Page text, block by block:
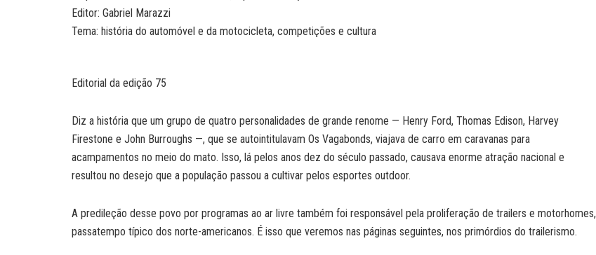
Editor: Gabriel Marazzi
Tema: história do automóvel e da motocicleta, competições e cultura
Editorial da edição 75
Diz a história que um grupo de quatro personalidades de grande renome — Henry Ford, Thomas Edison, Harvey
Firestone e John Burroughs —, que se autointitulavam Os Vagabonds, viajava de carro em caravanas para
acampamentos no meio do mato. Isso, lá pelos anos dez do século passado, causava enorme atração nacional e
resultou no desejo que a população passou a cultivar pelos esportes outdoor.
A predileção desse povo por programas ao ar livre também foi responsável pela proliferação de trailers e motorhomes,
passatempo típico dos norte-americanos. É isso que veremos nas páginas seguintes, nos primórdios do trailerismo.